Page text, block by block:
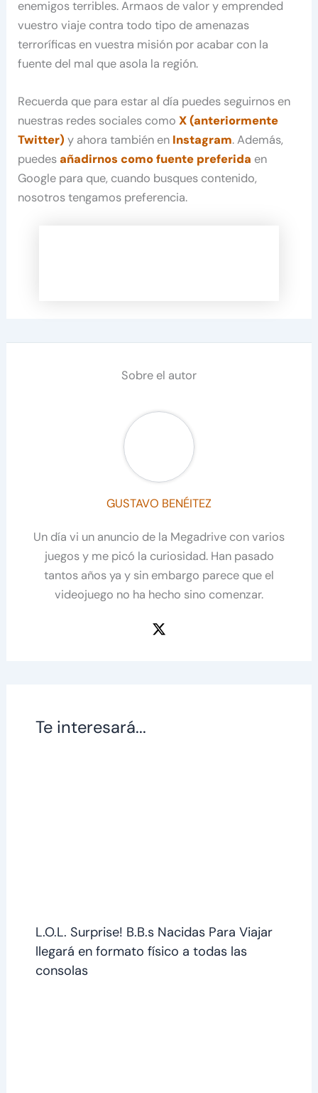
enemigos terribles. Armaos de valor y emprended
vuestro viaje contra todo tipo de amenazas
terroríficas en vuestra misión por acabar con la
fuente del mal que asola la región.
Recuerda que para estar al día puedes seguirnos en
nuestras redes sociales comoX (anteriormente
Twitter) y ahora también en Instagram. Además,
puedesañadirnos como fuente preferida en
Google para que, cuando busques contenido,
nosotros tengamos preferencia.
Sobre el autor
GUSTAVO BENÉITEZ
Un día vi un anuncio de la Megadrive con varios
juegos y me picó la curiosidad. Han pasado
tantos años ya y sin embargo parece que el
videojuego no ha hecho sino comenzar.
Te interesará...
L.O.L. Surprise! B.B.s Nacidas Para Viajar
llegará en formato físico a todas las
consolas